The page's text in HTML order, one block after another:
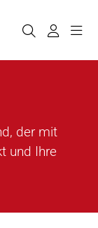
der mit
und Ihre